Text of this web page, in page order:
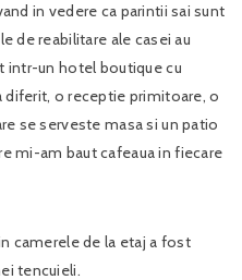
in vedere ca parintii sai sunt
de reabilitare ale casei au
intr-un hotel boutique cu
diferit, o receptie primitoare, o
se serveste masa si un patio
mi-am baut cafeaua in fiecare
camerele de la etaj a fost
tencuieli.